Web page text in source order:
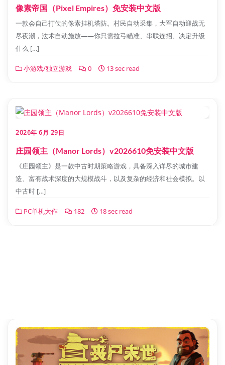
像素帝国（Pixel Empires）免安装中文版
一款会自己打仗的像素挂机塔防。村民自动采集，大军自动迎战无
尽夜潮，法术自动施放——你只需拉弓瞄准、串联连招、决定升级
什么 […]
小游戏/独立游戏 0 13 sec read
2026年 6月 29日
庄园领主（Manor Lords）v2026610免安装中文版
《庄园领主》是一款中古时期策略游戏，具备深入详尽的城市建
造、富有战术深度的大规模战斗，以及复杂的经济和社会模拟。以
中古时 […]
PC单机大作 182 18 sec read